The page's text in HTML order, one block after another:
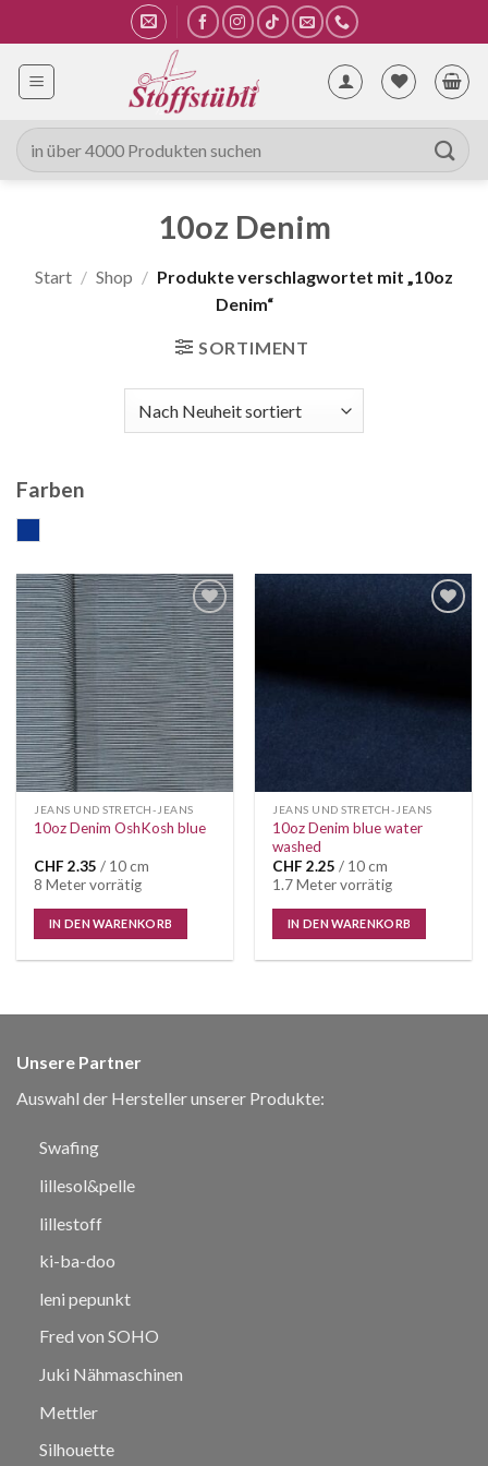
Inhalt
springen
Suche
nach:
10oz Denim
Start / Shop / Produkte verschlagwortet mit „10oz
Denim“
SORTIMENT
Farben
Auf die
Wunschliste
JEANS UND STRETCH-JEANS
10oz Denim OshKosh blue
CHF 2.35 / 10 cm
8 Meter vorrätig
IN DEN WARENKORB
JEANS UND STRETCH-JEANS
10oz Denim blue water
washed
CHF 2.25 / 10 cm
1.7 Meter vorrätig
IN DEN WARENKORB
Unsere Partner
Auswahl der Hersteller unserer Produkte:
Swafing
lillesol&pelle
lillestoff
ki-ba-doo
leni pepunkt
Fred von SOHO
Juki Nähmaschinen
Mettler
Silhouette